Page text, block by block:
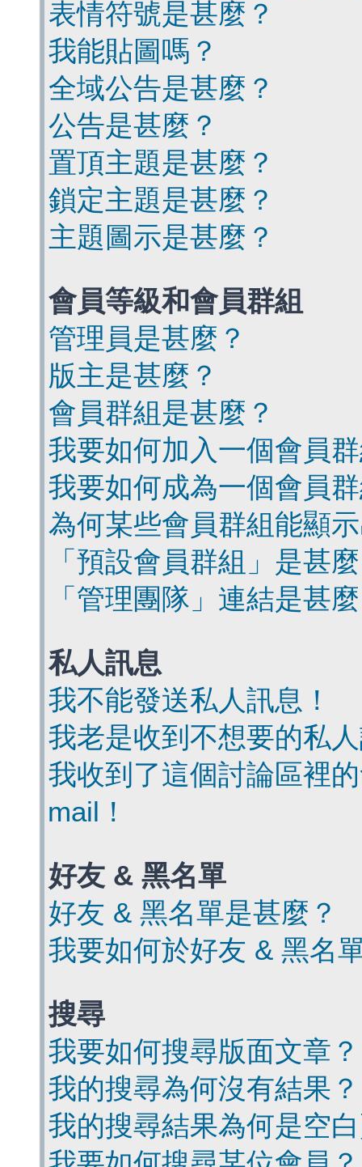
表情符號是甚麼？
我能貼圖嗎？
全域公告是甚麼？
公告是甚麼？
置頂主題是甚麼？
鎖定主題是甚麼？
主題圖示是甚麼？
會員等級和會員群組
管理員是甚麼？
版主是甚麼？
會員群組是甚麼？
我要如何加入一個會員
我要如何成為一個會員
為何某些會員群組能顯
「預設會員群組」是甚
「管理團隊」連結是甚
私人訊息
我不能發送私人訊息！
我老是收到不想要的私
我收到了這個討論區裡
mail！
好友 & 黑名單
好友 & 黑名單是甚麼？
我要如何於好友 & 黑名
搜尋
我要如何搜尋版面文章？
我的搜尋為何沒有結果？
我的搜尋結果為何是空